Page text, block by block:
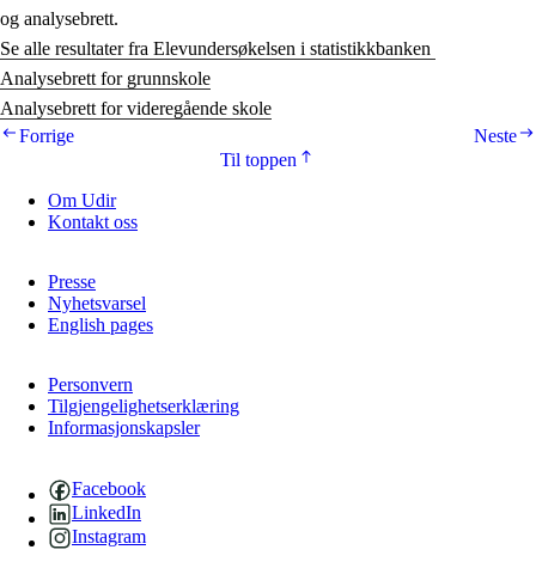
og analysebrett.
Se alle resultater fra Elevundersøkelsen i statistikkbanken
Analysebrett for grunnskole
Analysebrett for videregående skole
Neste
Forrige
Til toppen
Om Udir
Kontakt oss
Presse
Nyhetsvarsel
English pages
Personvern
Tilgjengelighetserklæring
Informasjonskapsler
Facebook
LinkedIn
Instagram